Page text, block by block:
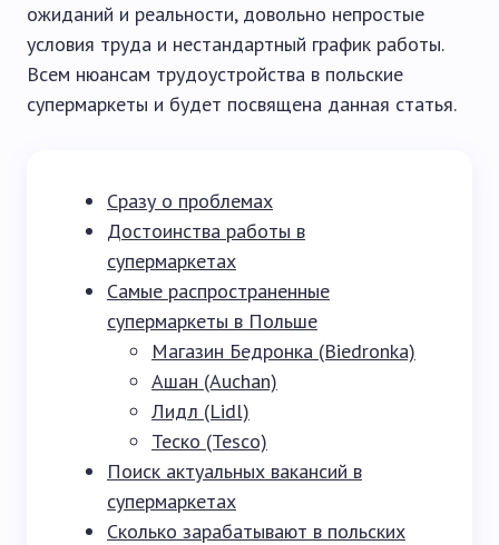
ожиданий и реальности, довольно непростые
условия труда и нестандартный график работы.
Всем нюансам трудоустройства в польские
супермаркеты и будет посвящена данная статья.
Сразу о проблемах
Достоинства работы в
супермаркетах
Самые распространенные
супермаркеты в Польше
Магазин Бедронка (Biedronka)
Ашан (Auchan)
Лидл (Lidl)
Теско (Tesco)
Поиск актуальных вакансий в
супермаркетах
Сколько зарабатывают в польских